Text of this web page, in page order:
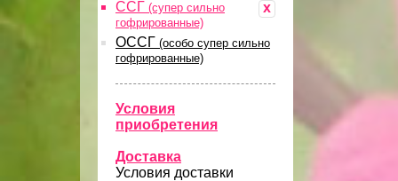
x
ССГ (супер сильно
гофрированные)
ОССГ (особо супер сильно
гофрированные)
Условия
приобретения
Доставка
Условия доставки